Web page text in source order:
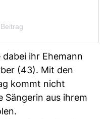
ihr Ehemann
(43). Mit den
kommt nicht
Sängerin aus ihrem